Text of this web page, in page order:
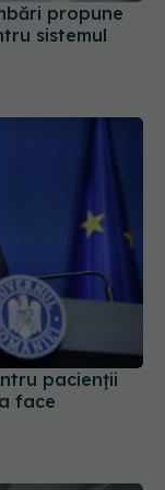
propune
sistemul
pacienții
face